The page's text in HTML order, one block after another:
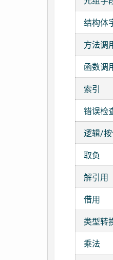
结构体
方法调
函数调
索引
错误检
逻辑/按
取负
解引用
借用
类型转
乘法